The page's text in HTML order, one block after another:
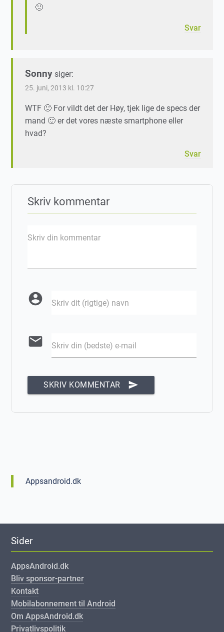
🙂
Svar
Sonny siger:
25. juni, 2013 kl. 10:27
WTF 🙂 For vildt det der Høy, tjek lige de specs der
mand 🙂 er det vores næste smartphone eller
hvad?
Svar
Skriv kommentar
Skriv din kommentar
account_circle Skriv dit (rigtige) navn
email Skriv din (bedste) e-mail
SKRIV KOMMENTAR send
Appsandroid.dk
Sider
AppsAndroid.dk
Bliv sponsor-partner
Kontakt
Mobilabonnement til Android
Om AppsAndroid.dk
Privatlivspolitik